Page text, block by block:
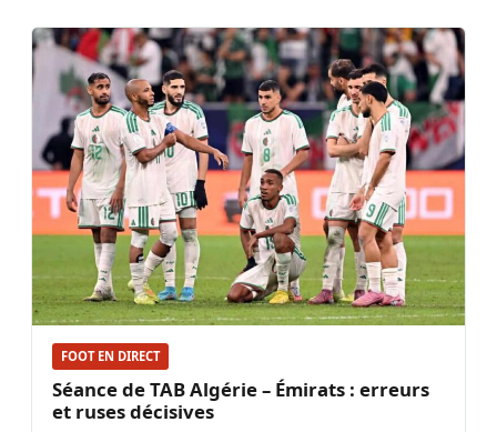
FOOT EN DIRECT
Séance de TAB Algérie – Émirats : erreurs
et ruses décisives